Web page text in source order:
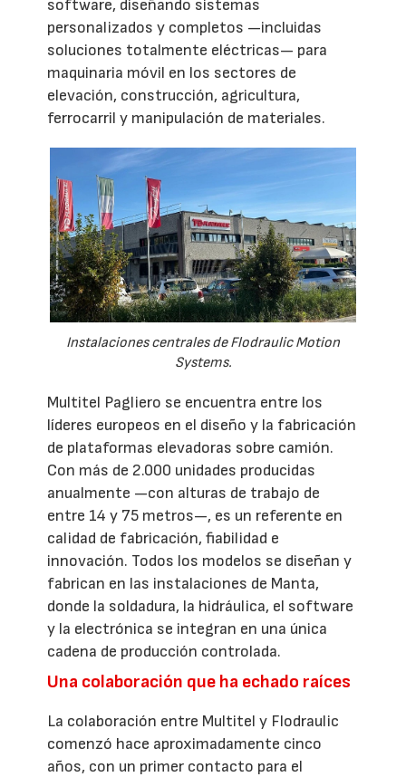
software, diseñando sistemas
personalizados y completos —incluidas
soluciones totalmente eléctricas— para
maquinaria móvil en los sectores de
elevación, construcción, agricultura,
ferrocarril y manipulación de materiales.
Instalaciones centrales de Flodraulic Motion
Systems.
Multitel Pagliero se encuentra entre los
líderes europeos en el diseño y la fabricación
de plataformas elevadoras sobre camión.
Con más de 2.000 unidades producidas
anualmente —con alturas de trabajo de
entre 14 y 75 metros—, es un referente en
calidad de fabricación, fiabilidad e
innovación. Todos los modelos se diseñan y
fabrican en las instalaciones de Manta,
donde la soldadura, la hidráulica, el software
y la electrónica se integran en una única
cadena de producción controlada.
Una colaboración que ha echado raíces
La colaboración entre Multitel y Flodraulic
comenzó hace aproximadamente cinco
años, con un primer contacto para el